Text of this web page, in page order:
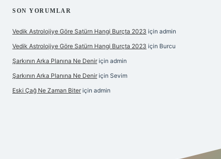
SON YORUMLAR
Vedik Astrolojiye Göre Satürn Hangi Burçta 2023 için admin
Vedik Astrolojiye Göre Satürn Hangi Burçta 2023 için Burcu
Şarkının Arka Planına Ne Denir için admin
Şarkının Arka Planına Ne Denir için Sevim
Eski Çağ Ne Zaman Biter için admin